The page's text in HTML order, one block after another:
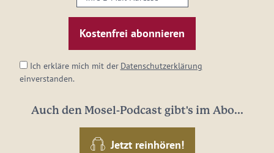
E-
Mail-
Adresse:
Ich erkläre mich mit der Datenschutzerklärung
einverstanden.
Auch den Mosel-Podcast gibt's im Abo...
Jetzt reinhören!